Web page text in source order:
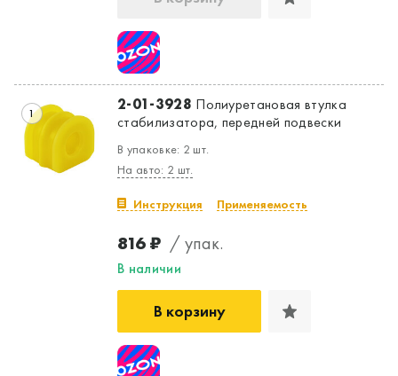
Да, верно Нет, выбрать другой
1 2-01-3928 Полиуретановая втулка
стабилизатора, передней подвески
В упаковке: 2 шт.
На авто: 2 шт.
Инструкция Применяемость
816 ₽ / упак.
В наличии
В корзину